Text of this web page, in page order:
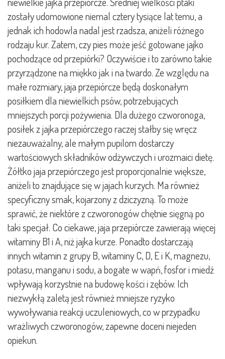
zostały udomowione niemal cztery tysiące lat temu, a
jednak ich hodowla nadal jest rzadsza, aniżeli różnego
rodzaju kur. Zatem, czy pies może jeść gotowane jajko
pochodzące od przepiórki? Oczywiście i to zarówno takie
przyrządzone na miękko jak i na twardo. Ze względu na
małe rozmiary, jaja przepiórcze będą doskonałym
posiłkiem dla niewielkich psów, potrzebujących
mniejszych porcji pożywienia. Dla dużego czworonoga,
posiłek z jajka przepiórczego raczej stałby się wręcz
niezauważalny, ale małym pupilom dostarczy
wartościowych składników odżywczych i urozmaici dietę.
Żółtko jaja przepiórczego jest proporcjonalnie większe,
aniżeli to znajdujące się w jajach kurzych. Ma również
specyficzny smak, kojarzony z dziczyzną. To może
sprawić, że niektóre z czworonogów chętnie sięgną po
taki specjał. Co ciekawe, jaja przepiórcze zawierają więcej
witaminy B1 i A, niż jajka kurze. Ponadto dostarczają
innych witamin z grupy B, witaminy C, D, E i K, magnezu,
potasu, manganu i sodu, a bogate w wapń, fosfor i miedź
wpływają korzystnie na budowę kości i zębów. Ich
niezwykłą zaletą jest również mniejsze ryzyko
wywoływania reakcji uczuleniowych, co w przypadku
wrażliwych czworonogów, zapewne doceni niejeden
opiekun.